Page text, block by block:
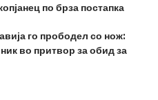
по брза постапка
го прободел со нож:
во притвор за обид за